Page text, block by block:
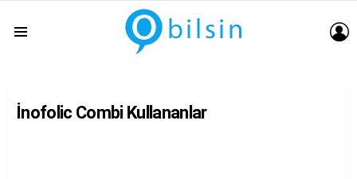
İnofolic Combi Kullananlar